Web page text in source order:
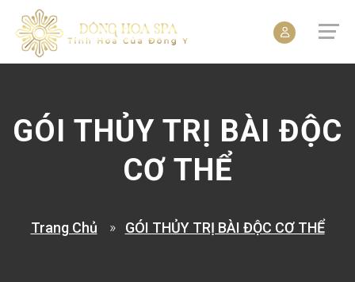
GÓI THỦY TRỊ BÀI ĐỘC
CƠ THỂ
Trang Chủ GÓI THỦY TRỊ BÀI ĐỘC CƠ THỂ